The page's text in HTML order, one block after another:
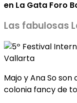
en La Gata Foro
Las fabulosas
Majo y Ana So son
colonia fancy de